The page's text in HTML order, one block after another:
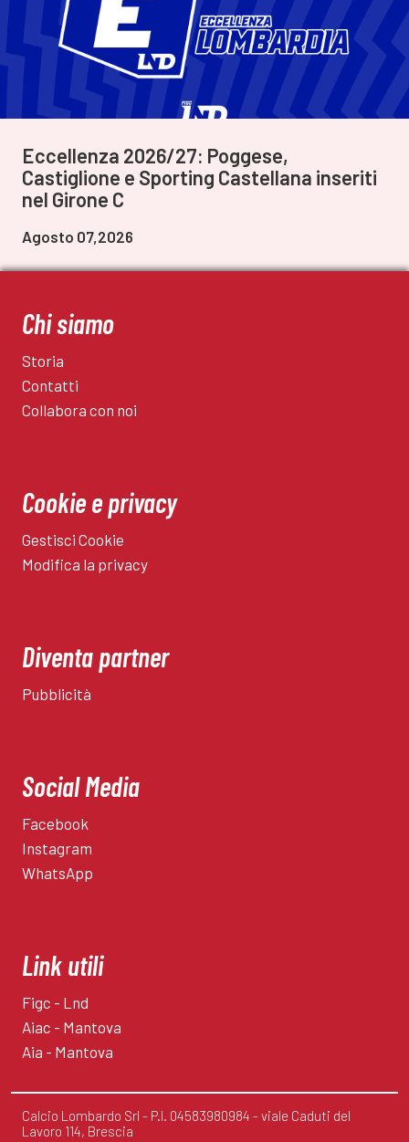
Eccellenza 2026/27: Poggese,
Castiglione e Sporting Castellana inseriti
nel Girone C
Agosto 07,2026
Chi siamo
Storia
Contatti
Collabora con noi
Cookie e privacy
Gestisci Cookie
Modifica la privacy
Diventa partner
Pubblicità
Social Media
Facebook
Instagram
WhatsApp
Link utili
Figc - Lnd
Aiac - Mantova
Aia - Mantova
Calcio Lombardo Srl - P.I. 04583980984 - viale Caduti del
Lavoro 114, Brescia